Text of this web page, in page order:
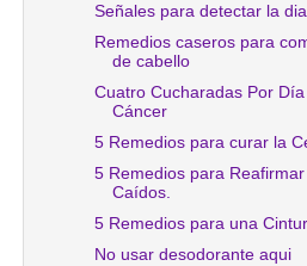
Señales para detectar la
Remedios caseros para
de cabello
Cuatro Cucharadas Por Día
Cáncer
5 Remedios para curar la
5 Remedios para
Caídos.
5 Remedios para una
No usar desodorante aqui